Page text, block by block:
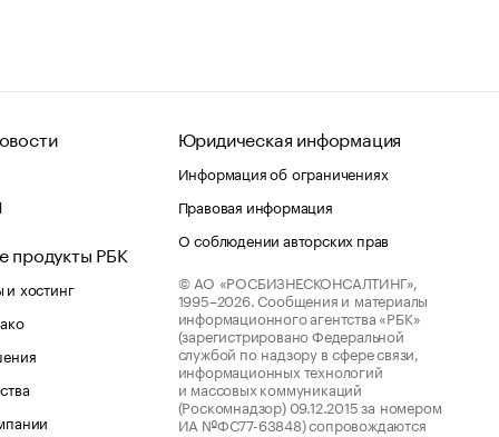
продукты РБК
хостинг
Юридическая информация
Информация об ограничениях
Правовая информация
О соблюдении авторских прав
© АО «РОСБИЗНЕСКОНСАЛТИНГ»,
1995–2026. Сообщения и материалы
информационного агентства «РБК»
(зарегистрировано Федеральной
службой по надзору в сфере связи,
информационных технологий
и массовых коммуникаций
(Роскомнадзор) 09.12.2015 за номером
ИА №ФС77-63848) сопровождаются